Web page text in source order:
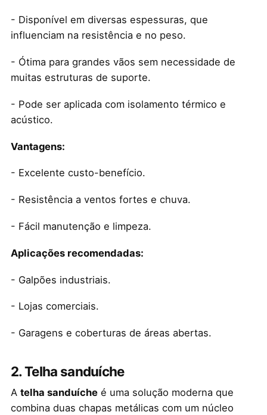
- Disponível em diversas espessuras, que
influenciam na resistência e no peso.
- Ótima para grandes vãos sem necessidade de
muitas estruturas de suporte.
- Pode ser aplicada com isolamento térmico e
acústico.
Vantagens:
- Excelente custo-benefício.
- Resistência a ventos fortes e chuva.
- Fácil manutenção e limpeza.
Aplicações recomendadas:
- Galpões industriais.
- Lojas comerciais.
- Garagens e coberturas de áreas abertas.
2. Telha sanduíche
A telha sanduícheé uma solução moderna que
combina duas chapas metálicas com um núcleo